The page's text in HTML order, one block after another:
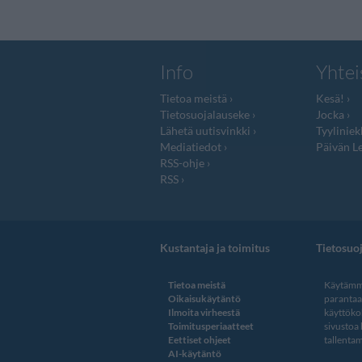
Info
Tietoa meistä
Tietosuojalauseke
Lähetä uutisvinkki
Mediatiedot
RSS-ohje
RSS
Kesä!
Jocka
Päivän
Kustantaja ja toimitus
Tietoa meistä
Oikaisukäytäntö
Ilmoita virheestä
Toimitusperiaatteet
Eettiset ohjeet
AI-käytäntö
sivustoa